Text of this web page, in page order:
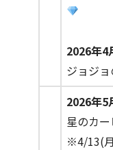
2026年4
ジョジョ
2026年5
星のカー
※4/13(